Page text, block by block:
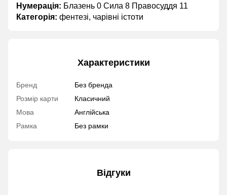
Нумерація: Блазень 0 Сила 8 Правосуддя 11
Категорія: фентезі, чарівні істоти
Характеристики
Бренд
Без бренда
Розмір карти
Класичний
Мова
Англійська
Рамка
Без рамки
Відгуки